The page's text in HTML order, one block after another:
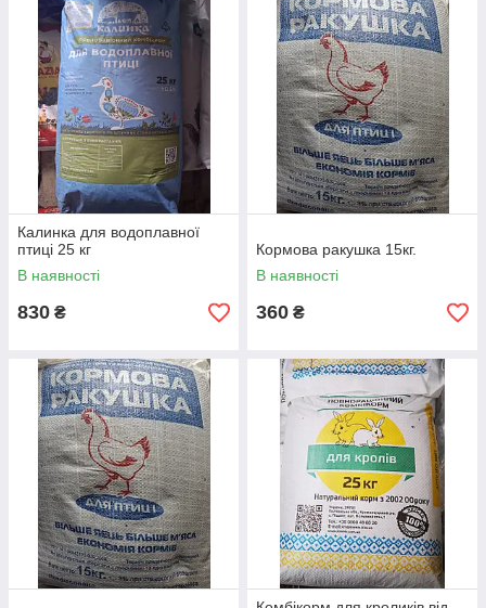
Калинка для водоплавної
птиці 25 кг
В наявності
830 ₴
Кормова ракушка 15кг.
В наявності
360 ₴